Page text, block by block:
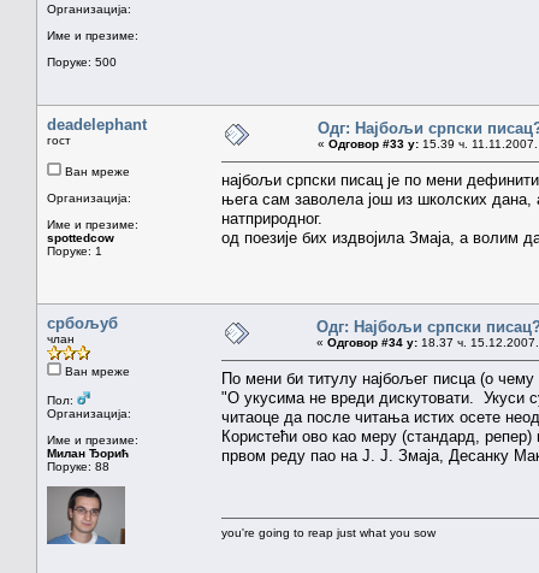
Организација:
Име и презиме:
Поруке: 500
deadelephant
гост
Ван мреже
Организација:
Име и презиме:
spottedcow
Поруке: 1
Одг: Најбољи српски
« Одговор #33 у: 15.39 ч.
најбољи српски писац је по мени
њега сам заволела још из школских
натприродног.
од поезије бих издвојила Змаја, а волим
србољуб
члан
Ван мреже
Пол:
Организација:
Име и презиме:
Милан Ђорић
Поруке: 88
Одг: Најбољи српски
« Одговор #34 у: 18.37 ч.
По мени би титулу најбољег писца (о
"О укусима не вреди дискутовати. Укуси
читаоце да после читања истих осете
Користећи ово као меру (стандард, репер)
првом реду пао на Ј. Ј. Змаја, Десанку
you're going to reap just what you sow